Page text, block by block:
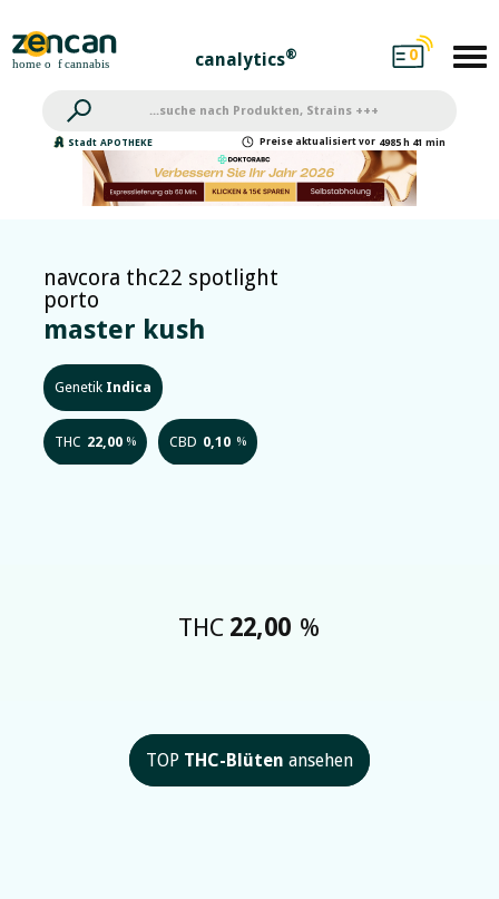
canalytics® 0
Stadt APOTHEKE Preise aktualisiert vor 4985 h 41 min
navcora thc22 spotlight
porto
master kush
Genetik Indica
THC 22,00 % CBD 0,10 %
THC 22,00 %
TOP THC-Blüten ansehen